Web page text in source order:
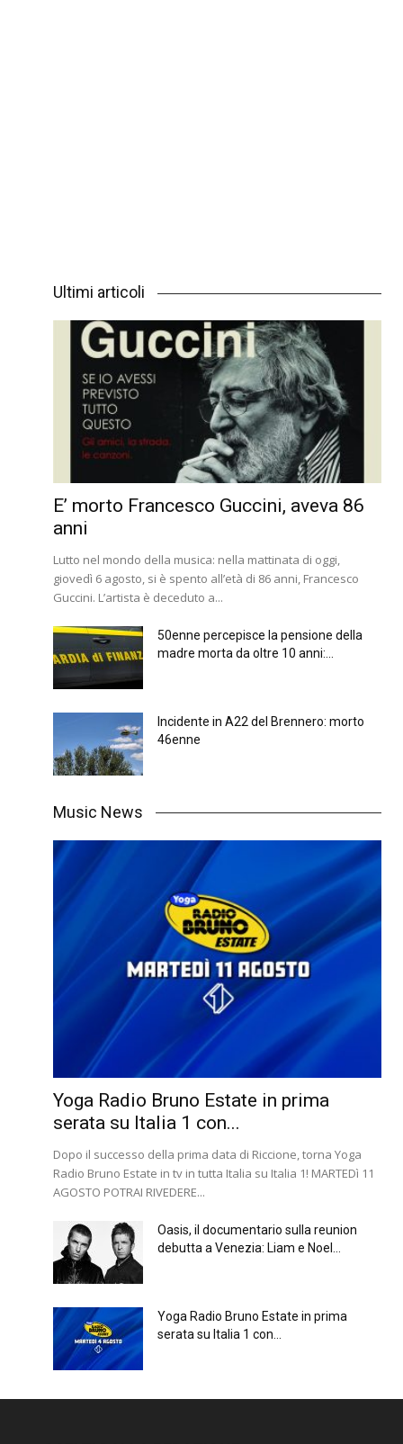
Ultimi articoli
E’ morto Francesco Guccini, aveva 86
anni
Lutto nel mondo della musica: nella mattinata di oggi,
giovedì 6 agosto, si è spento all’età di 86 anni, Francesco
Guccini. L’artista è deceduto a...
50enne percepisce la pensione della
madre morta da oltre 10 anni:...
Incidente in A22 del Brennero: morto
46enne
Music News
Yoga Radio Bruno Estate in prima
serata su Italia 1 con...
Dopo il successo della prima data di Riccione, torna Yoga
Radio Bruno Estate in tv in tutta Italia su Italia 1! MARTEDì 11
AGOSTO POTRAI RIVEDERE...
Oasis, il documentario sulla reunion
debutta a Venezia: Liam e Noel...
Yoga Radio Bruno Estate in prima
serata su Italia 1 con...